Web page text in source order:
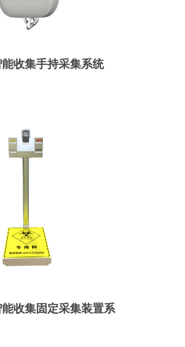
能收集手持采集系统
能收集固定采集装置系